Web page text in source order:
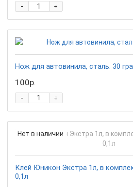
+
-
Нож для автовинила, сталь. 30
100р.
+
-
Нет в наличии
Клей Юникон Экстра 1л, в
0,1л